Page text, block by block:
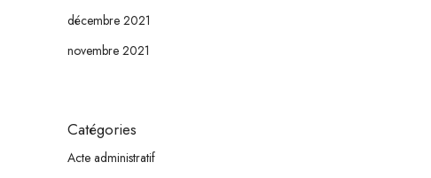
décembre 2021
novembre 2021
Catégories
Acte administratif